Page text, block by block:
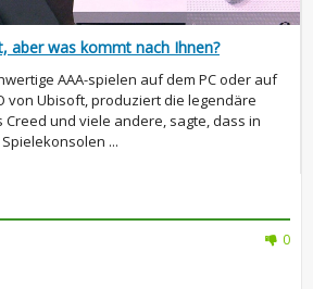
aber was kommt nach Ihnen?
AAA-spielen auf dem PC oder auf
von Ubisoft, produziert die legendäre
Creed und viele andere, sagte, dass in
...
0